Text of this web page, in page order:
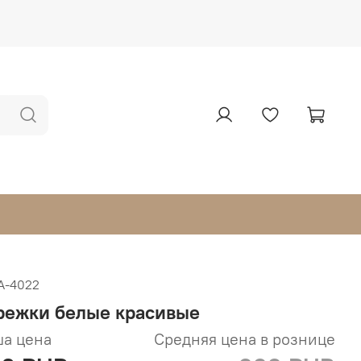
4022
белые красивые
цена Средняя цена в рознице